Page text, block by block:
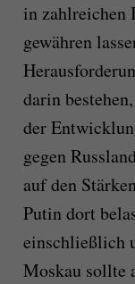
in zahlreichen
gewähren
darin
der
gegen
auf den
Putin dort
einschließlich
Moskau sollte